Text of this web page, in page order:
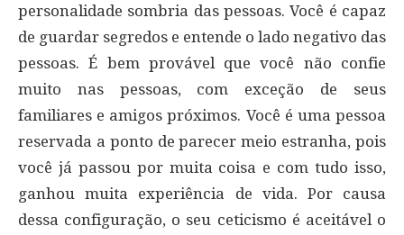
personalidade sombria das pessoas. Você é capaz
de guardar segredos e entende o lado negativo das
pessoas. É bem provável que você não confie
muito nas pessoas, com exceção de seus
familiares e amigos próximos. Você é uma pessoa
reservada a ponto de parecer meio estranha, pois
você já passou por muita coisa e com tudo isso,
ganhou muita experiência de vida. Por causa
dessa configuração, o seu ceticismo é aceitável o